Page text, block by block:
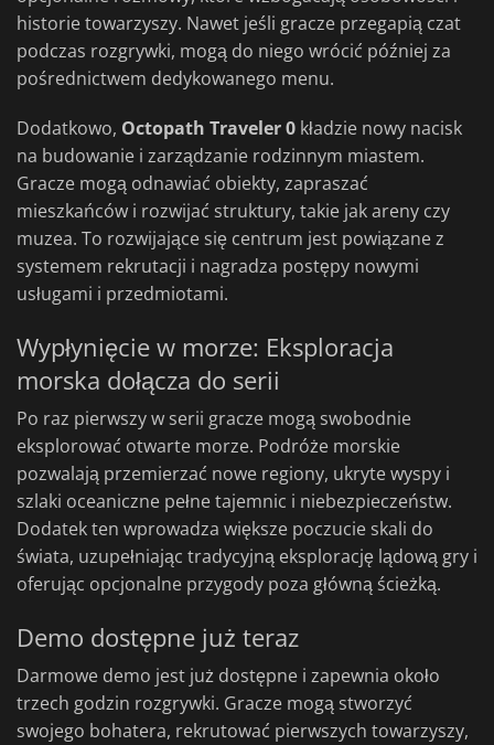
historie towarzyszy. Nawet jeśli gracze przegapią czat
podczas rozgrywki, mogą do niego wrócić później za
pośrednictwem dedykowanego menu.
Dodatkowo, Octopath Traveler 0 kładzie nowy nacisk
na budowanie i zarządzanie rodzinnym miastem.
Gracze mogą odnawiać obiekty, zapraszać
mieszkańców i rozwijać struktury, takie jak areny czy
muzea. To rozwijające się centrum jest powiązane z
systemem rekrutacji i nagradza postępy nowymi
usługami i przedmiotami.
Wypłynięcie w morze: Eksploracja
morska dołącza do serii
Po raz pierwszy w serii gracze mogą swobodnie
eksplorować otwarte morze. Podróże morskie
pozwalają przemierzać nowe regiony, ukryte wyspy i
szlaki oceaniczne pełne tajemnic i niebezpieczeństw.
Dodatek ten wprowadza większe poczucie skali do
świata, uzupełniając tradycyjną eksplorację lądową gry i
oferując opcjonalne przygody poza główną ścieżką.
Demo dostępne już teraz
Darmowe demo jest już dostępne i zapewnia około
trzech godzin rozgrywki. Gracze mogą stworzyć
swojego bohatera, rekrutować pierwszych towarzyszy,